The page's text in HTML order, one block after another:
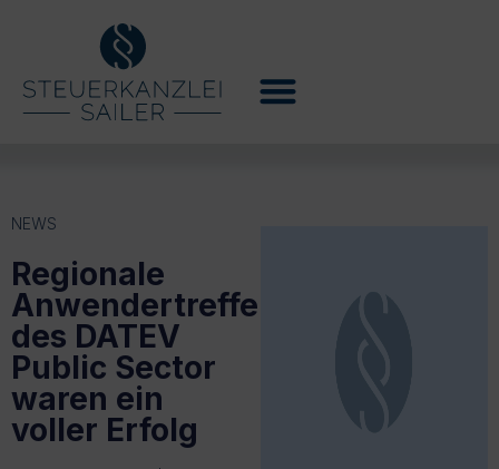
NEWS
Regionale
Anwendertreffen
des DATEV
Public Sector
waren ein
voller Erfolg